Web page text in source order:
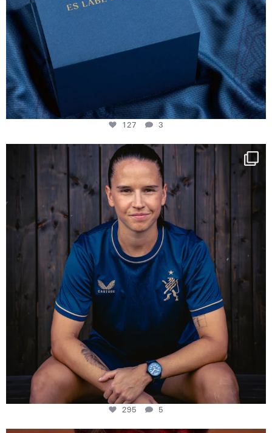
127 3
NIE USENAND GAH
Some anniversaries
295
5
295 5